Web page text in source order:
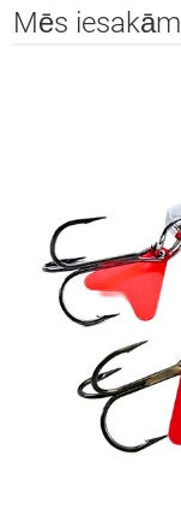
Mēs iesakām